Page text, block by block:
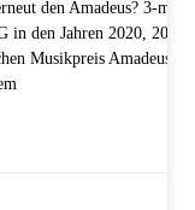
den Amadeus? 3-mal
den Jahren 2020, 2021
Musikpreis Amadeus im